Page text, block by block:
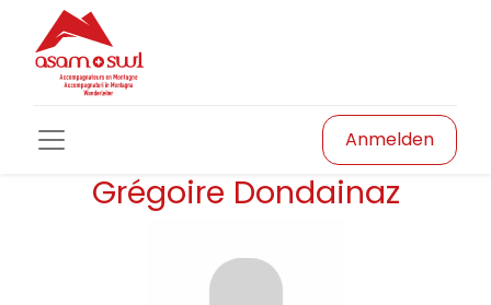
Anmelden
Grégoire Dondainaz